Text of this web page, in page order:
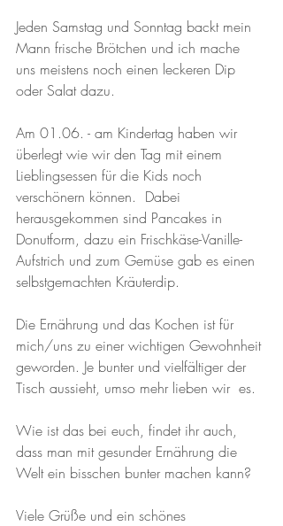
Jeden Samstag und Sonntag backt mein
Mann frische Brötchen und ich mache
uns meistens noch einen leckeren Dip
oder Salat dazu.
Am 01.06. - am Kindertag haben wir
überlegt wie wir den Tag mit einem
Lieblingsessen für die Kids noch
verschönern können.  Dabei
herausgekommen sind Pancakes in
Donutform, dazu ein Frischkäse-Vanille-
Aufstrich und zum Gemüse gab es einen
selbstgemachten Kräuterdip.
Die Ernährung und das Kochen ist für
mich/uns zu einer wichtigen Gewohnheit
geworden. Je bunter und vielfältiger der
Tisch aussieht, umso mehr lieben wir  es.
Wie ist das bei euch, findet ihr auch,
dass man mit gesunder Ernährung die
Welt ein bisschen bunter machen kann?
Viele Grüße und ein schönes